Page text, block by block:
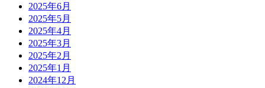
2025年6月
2025年5月
2025年4月
2025年3月
2025年2月
2025年1月
2024年12月